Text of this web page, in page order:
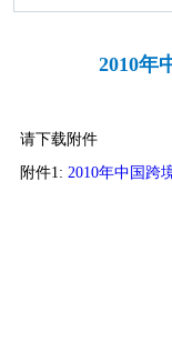
2010年
请下载附件
附件1: 2010年中国跨